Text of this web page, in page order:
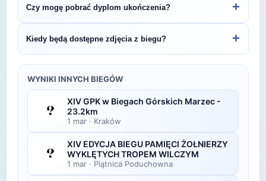
Recordowa Piątka.
organizatora lub platformie pomiarowej podanej na
bibie startowym. Wyniki zawierają czas brutto i
netto, a często też pozycję wśród wszystkich
uczestników i w kategorii wiekowej.
Czy mogę pobrać dyplom ukończenia? +
elektroniczne dyplomy do pobrania ze strony
organizatora po opublikowaniu oficjalnych
Kiedy będą dostępne zdjęcia z biegu? +
w ciągu kilku dni po zawodach na swojej stronie
lub fanpage'u na Facebooku.
WYNIKI INNYCH BIEGÓW
XIV GPK w Biegach Górskich Marzec -
23.2km
1 mar · Kraków
XIV EDYCJA BIEGU PAMIĘCI ŻOŁNIERZY
WYKLĘTYCH TROPEM WILCZYM
1 mar · Piątnica Poduchowna